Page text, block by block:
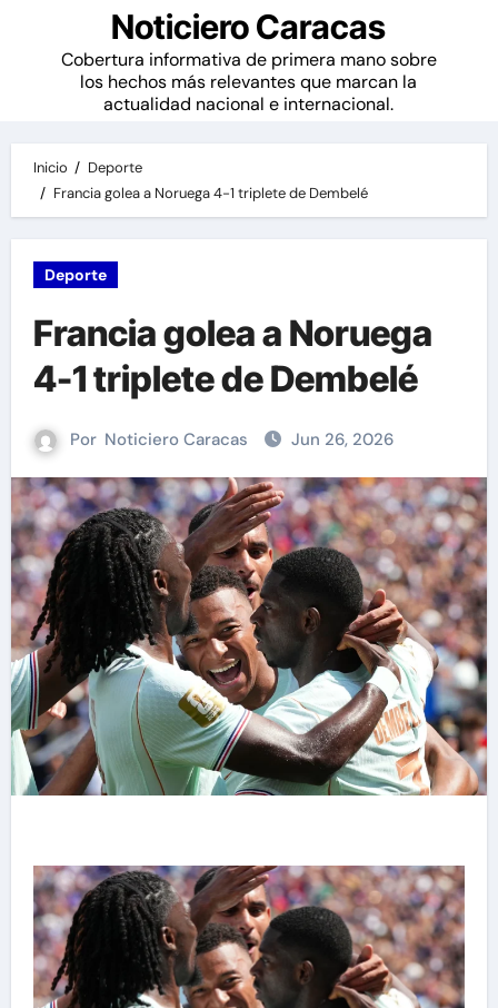
Noticiero Caracas
Cobertura informativa de primera mano sobre
los hechos más relevantes que marcan la
actualidad nacional e internacional.
Inicio
Deporte
Francia golea a Noruega 4-1 triplete de Dembelé
Deporte
Francia golea a Noruega
4-1 triplete de Dembelé
Por Noticiero Caracas Jun 26, 2026